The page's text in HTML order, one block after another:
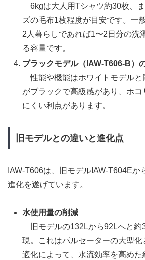
6kgは大人用Tシャツ約30枚、
ズの毛布1枚程度が目安です。一
2人暮らしであれば1〜2日分の洗
る容量です。
ブラックモデル（IAW-T606-B）
性能や機能はホワイトモデルと
がブラックで高級感があり、ホコ
にくい利点があります。
旧モデルとの違いと進化点
IAW-T606は、旧モデルIAW-T604Eか
進化を遂げています。
水使用量の削減
旧モデルの132Lから92Lへと約
現。これはパルセーターの大型
適化によって、水流効率を高めた